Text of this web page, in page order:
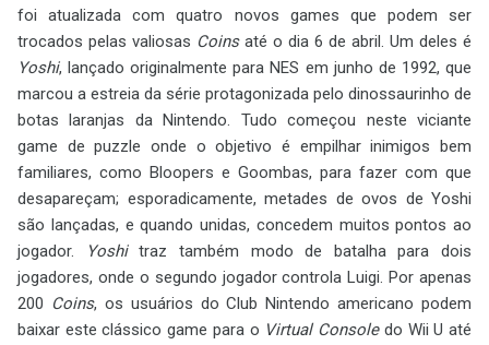
foi atualizada com quatro novos games que podem ser
trocados pelas valiosas Coinsaté o dia 6 de abril. Um deles é
Yoshi, lançado originalmente para NES em junho de 1992, que
marcou a estreia da série protagonizada pelo dinossaurinho de
botas laranjas da Nintendo. Tudo começou neste viciante
game de puzzle onde o objetivo é empilhar inimigos bem
familiares, como Bloopers e Goombas, para fazer com que
desapareçam; esporadicamente, metades de ovos de Yoshi
são lançadas, e quando unidas, concedem muitos pontos ao
jogador.
Yoshitraz também modo de batalha para dois
jogadores, onde o segundo jogador controla Luigi. Por apenas
200 Coins, os usuários do Club Nintendo americano podem
baixar este clássico game para o Virtual Consoledo Wii U até